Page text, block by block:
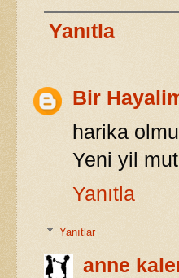
Yanıtla
Bir
harika
Yeni yil
Yanıtla
Yanıtlar
anne